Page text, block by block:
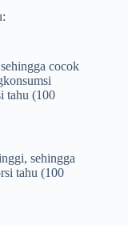
cocok
tahu (100
sehingga
tahu (100